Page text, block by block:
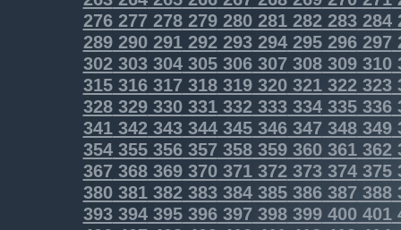
276277278279280281282283284
289290291292293294295296297
302303304305306307308309310
315316317318319320321322323
328329330331332333334335336
341342343344345346347348349
354355356357358359360361362
367368369370371372373374375
380381382383384385386387 388
393394395396397398399400401